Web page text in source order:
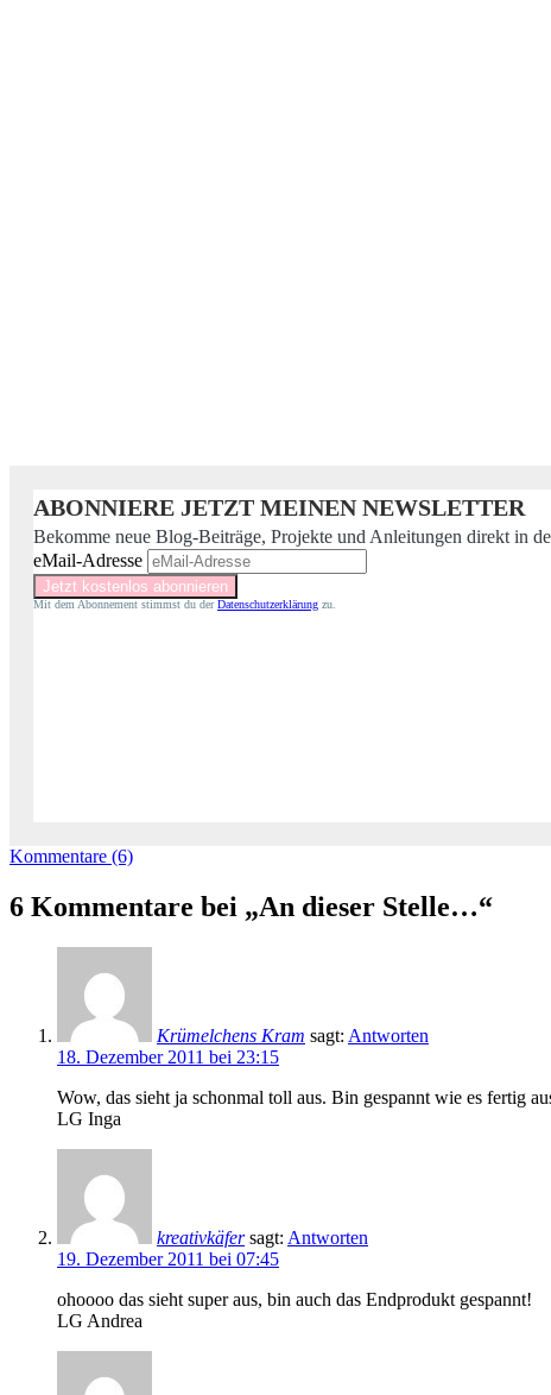
ABONNIERE JETZT MEINEN NEWSLETTER
Bekomme neue Blog-Beiträge, Projekte und Anleitungen direkt in
eMail-Adresse
Mit dem Abonnement stimmst du derDatenschutzerklärung zu.
Kommentare (6)
6 Kommentare bei „An dieser Stelle…“
Krümelchens Kram sagt: Antworten
18. Dezember 2011 bei 23:15
Wow, das sieht ja schonmal toll aus. Bin gespannt wie es fertig
LG Inga
kreativkäfer sagt: Antworten
19. Dezember 2011 bei 07:45
ohoooo das sieht super aus, bin auch das Endprodukt gespannt!
LG Andrea